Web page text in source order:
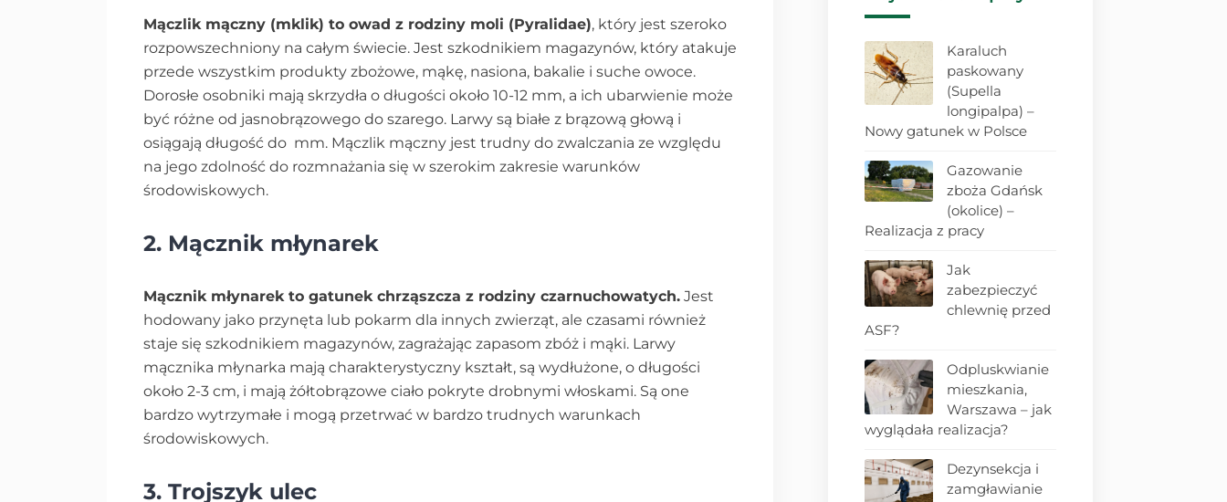
Mączlik mączny (mklik) to owad z rodziny moli (Pyralidae), który jest szeroko
rozpowszechniony na całym świecie. Jest szkodnikiem magazynów, który atakuje
przede wszystkim produkty zbożowe, mąkę, nasiona, bakalie i suche owoce.
Dorosłe osobniki mają skrzydła o długości około 10-12 mm, a ich ubarwienie może
być różne od jasnobrązowego do szarego. Larwy są białe z brązową głową i
osiągają długość do mm. Mączlik mączny jest trudny do zwalczania ze względu
na jego zdolność do rozmnażania się w szerokim zakresie warunków
środowiskowych.
2. Mącznik młynarek
Mącznik młynarek to gatunek chrząszcza z rodziny czarnuchowatych. Jest
hodowany jako przynęta lub pokarm dla innych zwierząt, ale czasami również
staje się szkodnikiem magazynów, zagrażając zapasom zbóż i mąki. Larwy
mącznika młynarka mają charakterystyczny kształt, są wydłużone, o długości
około 2-3 cm, i mają żółtobrązowe ciało pokryte drobnymi włoskami. Są one
bardzo wytrzymałe i mogą przetrwać w bardzo trudnych warunkach
środowiskowych.
3. Trojszyk ulec
Karaluch
paskowany
(Supella
longipalpa) –
Nowy gatunek w Polsce
Gazowanie
zboża Gdańsk
(okolice) –
Realizacja z pracy
Jak
zabezpieczyć
chlewnię przed
ASF?
Odpluskwianie
mieszkania,
Warszawa – jak
wyglądała realizacja?
Dezynsekcja i
zamgławianie